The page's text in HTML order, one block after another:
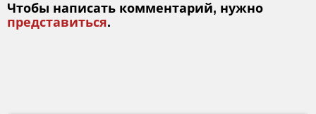
Чтобы написать комментарий, нужно
представиться.